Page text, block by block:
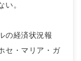
い。
の経済状況報
セ・マリア・ガ